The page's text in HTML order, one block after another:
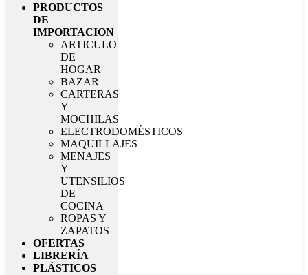
PRODUCTOS
DE
IMPORTACION
ARTICULO
DE
HOGAR
BAZAR
CARTERAS
Y
MOCHILAS
ELECTRODOMÉSTICOS
MAQUILLAJES
MENAJES
Y
UTENSILIOS
DE
COCINA
ROPAS Y
ZAPATOS
OFERTAS
LIBRERÍA
PLÁSTICOS